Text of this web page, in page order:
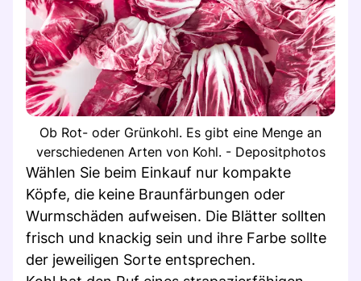
Ob Rot- oder Grünkohl. Es gibt eine Menge an
verschiedenen Arten von Kohl. - Depositphotos
Wählen Sie beim Einkauf nur kompakte
Köpfe, die keine Braunfärbungen oder
Wurmschäden aufweisen. Die Blätter sollten
frisch und knackig sein und ihre Farbe sollte
der jeweiligen Sorte entsprechen.